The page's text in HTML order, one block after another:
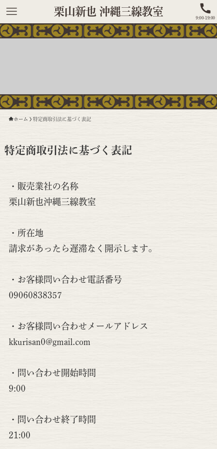
栗山新也 沖縄三線教室
9:00-19:00
ホーム 特定商取引法に基づく表記
特定商取引法に基づく表記
・販売業社の名称
栗山新也沖縄三線教室
・所在地
請求があったら遅滞なく開示します。
・お客様問い合わせ電話番号
09060838357
・お客様問い合わせメールアドレス
kkurisan0@gmail.com
・問い合わせ開始時間
9:00
・問い合わせ終了時間
21:00